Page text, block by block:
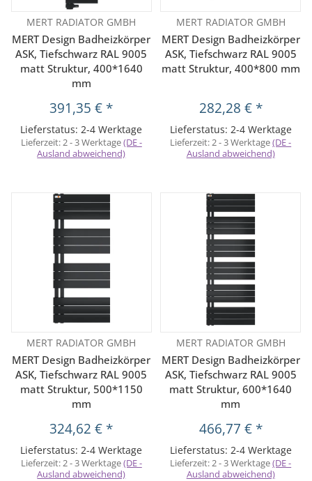
MERT RADIATOR GMBH
MERT Design Badheizkörper
ASK, Tiefschwarz RAL 9005
matt Struktur, 400*1640
mm
391,35 € *
Lieferstatus: 2-4 Werktage
Lieferzeit:2 - 3 Werktage(DE -
Ausland abweichend)
MERT RADIATOR GMBH
MERT Design Badheizkörper
ASK, Tiefschwarz RAL 9005
matt Struktur, 400*800 mm
282,28 € *
Lieferstatus: 2-4 Werktage
Lieferzeit:2 - 3 Werktage(DE -
Ausland abweichend)
MERT RADIATOR GMBH
MERT Design Badheizkörper
ASK, Tiefschwarz RAL 9005
matt Struktur, 500*1150
mm
324,62 € *
Lieferstatus: 2-4 Werktage
Lieferzeit:2 - 3 Werktage(DE -
Ausland abweichend)
MERT RADIATOR GMBH
MERT Design Badheizkörper
ASK, Tiefschwarz RAL 9005
matt Struktur, 600*1640
mm
466,77 € *
Lieferstatus: 2-4 Werktage
Lieferzeit:2 - 3 Werktage(DE -
Ausland abweichend)